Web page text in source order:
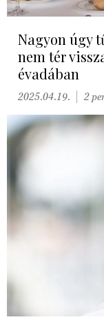
Nagyon úgy
nem tér
évadában
2025.04.19. 2